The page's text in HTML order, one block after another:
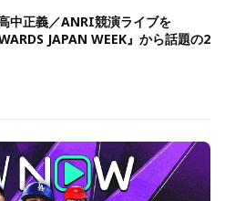
中正義／ANRI競演ライブを
JAPAN WEEK』から話題の2